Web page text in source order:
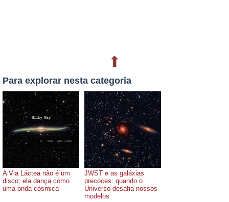
⬆
Para explorar nesta categoria
A Via Láctea não é um
disco: ela dança como
uma onda cósmica
JWST e as galáxias
precoces: quando o
Universo desafia nossos
modelos